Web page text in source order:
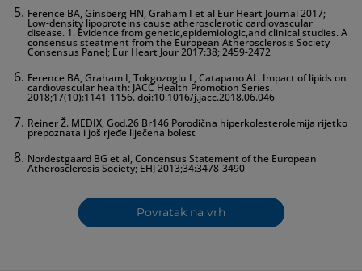
Ference BA, Ginsberg HN, Graham I et al Eur Heart Journal 2017;
Low-density lipoproteins cause atherosclerotic cardiovascular
disease. 1. Evidence from genetic,epidemiologic,and clinical studies. A
consensus steatment from the European Atherosclerosis Society
Consensus Panel; Eur Heart Jour 2017:38; 2459-2472
Ference BA, Graham I, Tokgozoglu L, Catapano AL. Impact of lipids on
cardiovascular health: JACC Health Promotion Series.
2018;17(10):1141-1156. doi:10.1016/j.jacc.2018.06.046
Reiner Ž. MEDIX, God.26 Br146 Porodična hiperkolesterolemija rijetko
prepoznata i još rjeđe liječena bolest
Nordestgaard BG et al, Concensus Statement of the European
Atherosclerosis Society; EHJ 2013;34:3478-3490
Povratak na vrh